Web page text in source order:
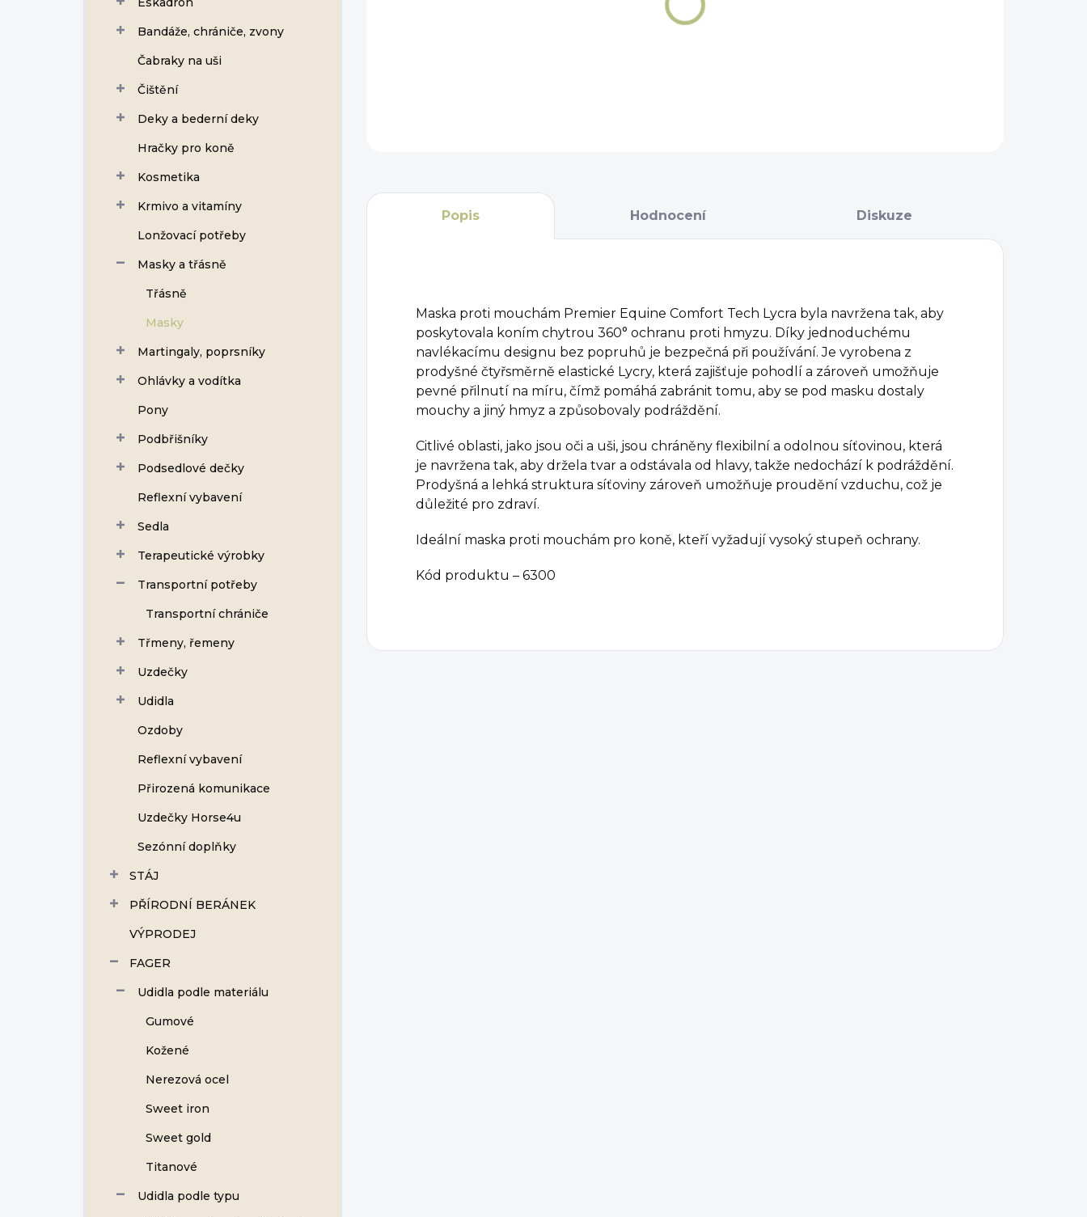
Bandáže, chrániče, zvony
Čabraky na uši
Čištění
Deky a bederní deky
Hračky pro koně
Kosmetika
Krmivo a vitamíny
Lonžovací potřeby
Masky a třásně
Třásně
Masky
Martingaly, poprsníky
Ohlávky a vodítka
Pony
Podbřišníky
Podsedlové dečky
Reflexní vybavení
Sedla
Terapeutické výrobky
Transportní potřeby
Transportní chrániče
Třmeny, řemeny
Uzdečky
Udidla
Ozdoby
Reflexní vybavení
Přirozená komunikace
Uzdečky Horse4u
Sezónní doplňky
STÁJ
PŘÍRODNÍ BERÁNEK
VÝPRODEJ
FAGER
Udidla podle materiálu
Gumové
Kožené
Nerezová ocel
Sweet iron
Sweet gold
Titanové
Udidla podle typu
Popis Hodnocení Diskuze
Maska proti mouchám Premier Equine Comfort Tech Lycra byla navržena tak, aby
poskytovala koním chytrou 360° ochranu proti hmyzu. Díky jednoduchému
navlékacímu designu bez popruhů je bezpečná při používání. Je vyrobena z
prodyšné čtyřsměrně elastické Lycry, která zajišťuje pohodlí a zároveň umožňuje
pevné přilnutí na míru, čímž pomáhá zabránit tomu, aby se pod masku dostaly
mouchy a jiný hmyz a způsobovaly podráždění.
Citlivé oblasti, jako jsou oči a uši, jsou chráněny flexibilní a odolnou síťovinou, která
je navržena tak, aby držela tvar a odstávala od hlavy, takže nedochází k podráždění.
Prodyšná a lehká struktura síťoviny zároveň umožňuje proudění vzduchu, což je
důležité pro zdraví.
Ideální maska proti mouchám pro koně, kteří vyžadují vysoký stupeň ochrany.
Kód produktu – 6300